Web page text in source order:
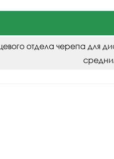
отдела черепа для